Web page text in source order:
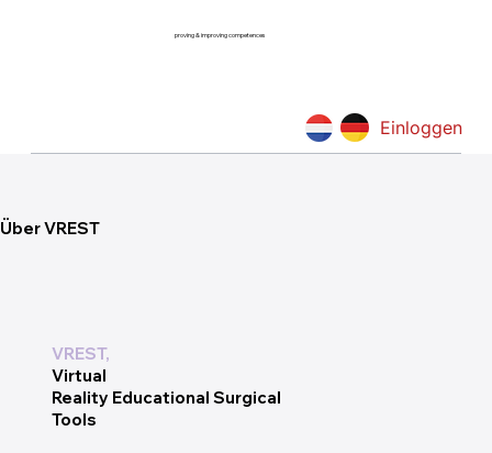
proving & improving competences
Einloggen
Über VREST
VREST,
Virtual
Reality Educational Surgical
Tools